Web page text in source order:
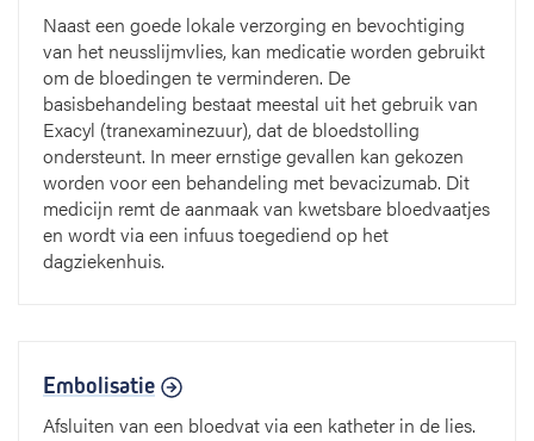
Naast een goede lokale verzorging en bevochtiging
van het neusslijmvlies, kan medicatie worden gebruikt
om de bloedingen te verminderen. De
basisbehandeling bestaat meestal uit het gebruik van
Exacyl (tranexaminezuur), dat de bloedstolling
ondersteunt. In meer ernstige gevallen kan gekozen
worden voor een behandeling met bevacizumab. Dit
medicijn remt de aanmaak van kwetsbare bloedvaatjes
en wordt via een infuus toegediend op het
dagziekenhuis.
Embolisatie
Afsluiten van een bloedvat via een katheter in de lies.